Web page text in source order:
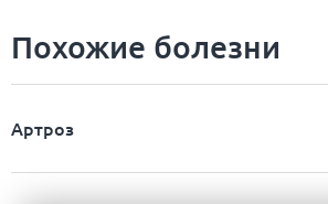
Похожие болезни
Артроз